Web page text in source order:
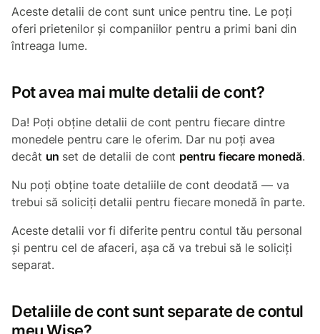
Aceste detalii de cont sunt unice pentru tine. Le poți
oferi prietenilor și companiilor pentru a primi bani din
întreaga lume.
Pot avea mai multe detalii de cont?
Da! Poți obține detalii de cont pentru fiecare dintre
monedele pentru care le oferim. Dar nu poți avea
decât un set de detalii de cont pentru fiecare monedă.
Nu poți obține toate detaliile de cont deodată — va
trebui să soliciți detalii pentru fiecare monedă în parte.
Aceste detalii vor fi diferite pentru contul tău personal
și pentru cel de afaceri, așa că va trebui să le soliciți
separat.
Detaliile de cont sunt separate de contul